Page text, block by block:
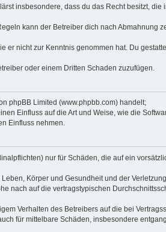
insbesondere, dass du das Recht besitzt, die
kann der Betreiber dich nach Abmahnung
er nicht zur Kenntnis genommen hat. Du
oder einem Dritten Schaden zuzufügen.
phpBB Limited (www.phpbb.com) handelt;
Einfluss auf die Art und Weise, wie die
Einfluss nehmen.
nur für Schäden, die auf ein
Körper und Gesundheit und der Verletzung
nach auf die vertragstypischen
Verhalten des Betreibers auf die bei
für mittelbare Schäden, insbesondere